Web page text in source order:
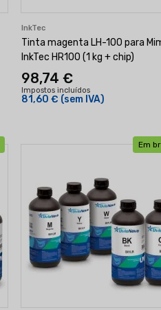
InkTec
Tinta magenta LH-100 para
InkTec HR100 (1 kg + chip)
98,74 €
Impostos incluídos
81,60 € (sem IVA)
Em